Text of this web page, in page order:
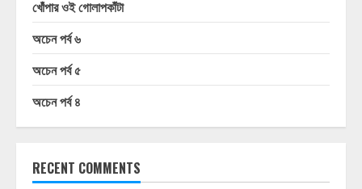
খোঁপার ওই গোলাপকাঁটা
অচেন পর্ব ৬
অচেন পর্ব ৫
অচেন পর্ব ৪
RECENT COMMENTS